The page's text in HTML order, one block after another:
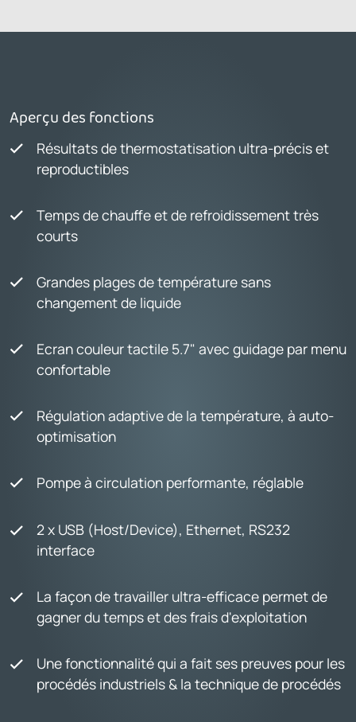
Aperçu des fonctions
Résultats de thermostatisation ultra-précis et
reproductibles
Temps de chauffe et de refroidissement très
courts
Grandes plages de température sans
changement de liquide
Ecran couleur tactile 5.7" avec guidage par menu
confortable
Régulation adaptive de la température, à auto-
optimisation
Pompe à circulation performante, réglable
2 x USB (Host/Device), Ethernet, RS232
interface
La façon de travailler ultra-efficace permet de
gagner du temps et des frais d'exploitation
Une fonctionnalité qui a fait ses preuves pour les
procédés industriels & la technique de procédés